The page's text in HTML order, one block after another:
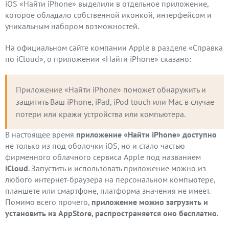
iOS «Найти iPhone» выделили в отдельное приложение,
которое обладало собственной иконкой, интерфейсом и
уникальным набором возможностей.
На официальном сайте компании Apple в разделе «Справка
по iCloud», о приложении «Найти iPhone» сказано:
Приложение «Найти iPhone» поможет обнаружить и
защитить Ваш iPhone, iPad, iPod touch или Mac в случае
потери или кражи устройства или компьютера.
В настоящее время приложение «Найти iPhone» доступно
не только из под оболочки iOS, но и стало частью
фирменного облачного сервиса Apple под названием
iCloud. Запустить и использовать приложение можно из
любого интернет-браузера на персональном компьютере,
планшете или смартфоне, платформа значения не имеет.
Помимо всего прочего, приложение можно загрузить и
установить из AppStore, распространяется оно бесплатно.